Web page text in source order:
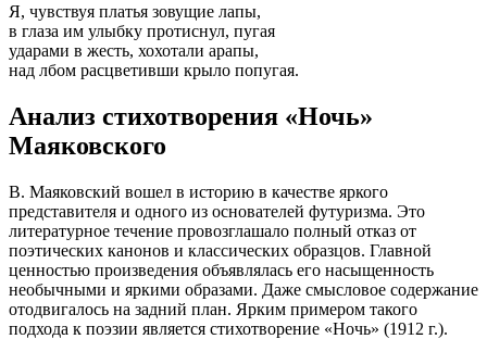
Я, чувствуя платья зовущие лапы,
в глаза им улыбку протиснул, пугая
ударами в жесть, хохотали арапы,
над лбом расцветивши крыло попугая.
Анализ стихотворения «Ночь»
Маяковского
В. Маяковский вошел в историю в качестве яркого
представителя и одного из основателей футуризма. Это
литературное течение провозглашало полный отказ от
поэтических канонов и классических образцов. Главной
ценностью произведения объявлялась его насыщенность
необычными и яркими образами. Даже смысловое содержание
отодвигалось на задний план. Ярким примером такого
подхода к поэзии является стихотворение «Ночь» (1912 г.).